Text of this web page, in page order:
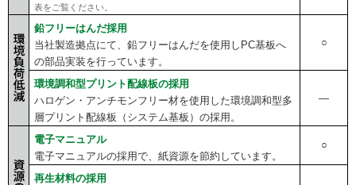
表をご覧ください。
鉛フリーはんだ採用
当社製造拠点にて、鉛フリーはんだを使用しPC基板へ
の部品実装を行っています。
○
環境調和型プリント配線板の採用
ハロゲン・アンチモンフリー材を使用した環境調和型多
層プリント配線板（システム基板）の採用。
―
電子マニュアル
電子マニュアルの採用で、紙資源を節約しています。
○
再生材料の採用